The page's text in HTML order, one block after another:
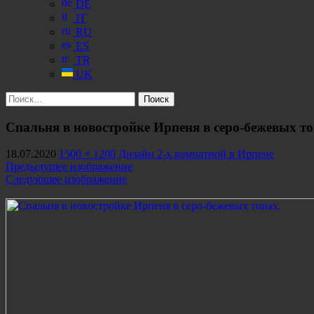
DE
IT
RU
ES
TR
UK
Найти:
Спальня в новостройке Ирпеня в серо-бежевых
18.07.2020 1500 × 1200 Дизайн 2-х комнатной в Ирпене
Предыдущее изображение
Следующее изображение